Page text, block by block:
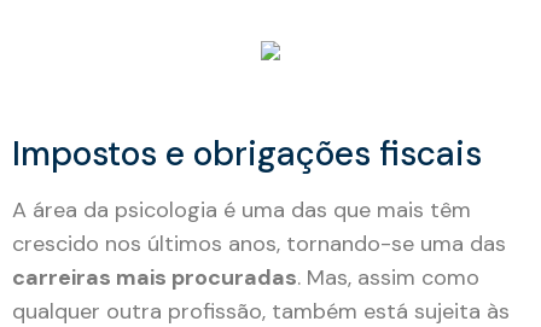
Impostos e obrigações fiscais
A área da psicologia é uma das que mais têm
crescido nos últimos anos, tornando-se uma das
carreiras mais procuradas. Mas, assim como
qualquer outra profissão, também está sujeita às